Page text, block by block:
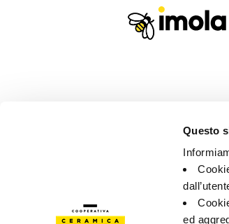
Questo
ed